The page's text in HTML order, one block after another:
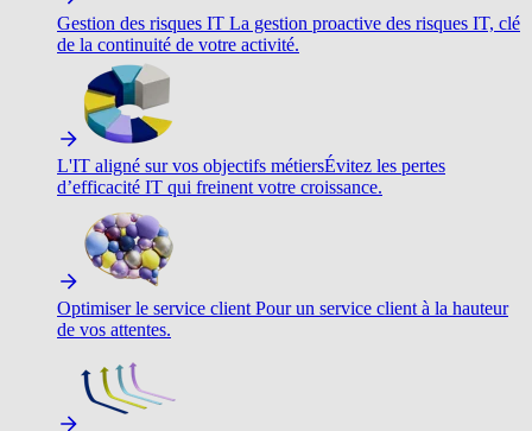
Gestion des risques IT La gestion proactive des risques IT, clé
de la continuité de votre activité.
L'IT aligné sur vos objectifs métiersÉvitez les pertes
d’efficacité IT qui freinent votre croissance.
Optimiser le service client Pour un service client à la hauteur
de vos attentes.